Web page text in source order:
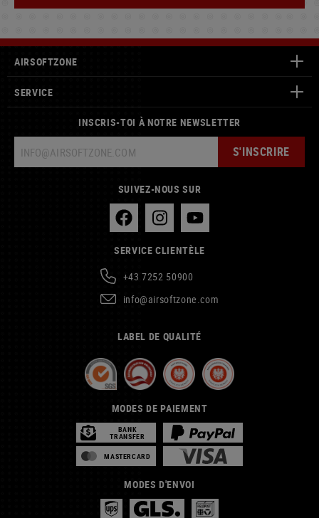
AIRSOFTZONE
SERVICE
INSCRIS-TOI À NOTRE NEWSLETTER
S'INSCRIRE
SUIVEZ-NOUS SUR
SERVICE CLIENTÈLE
+43 7252 50900
info@airsoftzone.com
LABEL DE QUALITÉ
MODES DE PAIEMENT
BANK
TRANSFER
MASTERCARD
MODES D'ENVOI